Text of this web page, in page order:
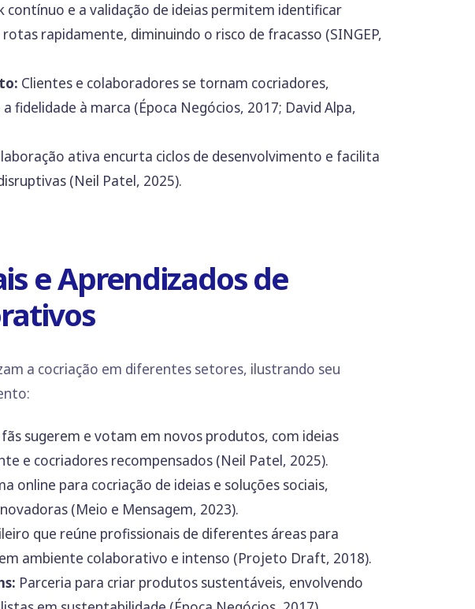
contínuo e a validação de ideias permitem identificar
rapidamente, diminuindo o risco de fracasso (SINGEP,
Clientes e colaboradores se tornam cocriadores,
fidelidade à marca (Época Negócios, 2017; David Alpa,
ativa encurta ciclos de desenvolvimento e facilita
(Neil Patel, 2025).
e Aprendizados de
a cocriação em diferentes setores, ilustrando seu
sugerem e votam em novos produtos, com ideias
e cocriadores recompensados (Neil Patel, 2025).
online para cocriação de ideias e soluções sociais,
(Meio e Mensagem, 2023).
que reúne profissionais de diferentes áreas para
ambiente colaborativo e intenso (Projeto Draft, 2018).
Parceria para criar produtos sustentáveis, envolvendo